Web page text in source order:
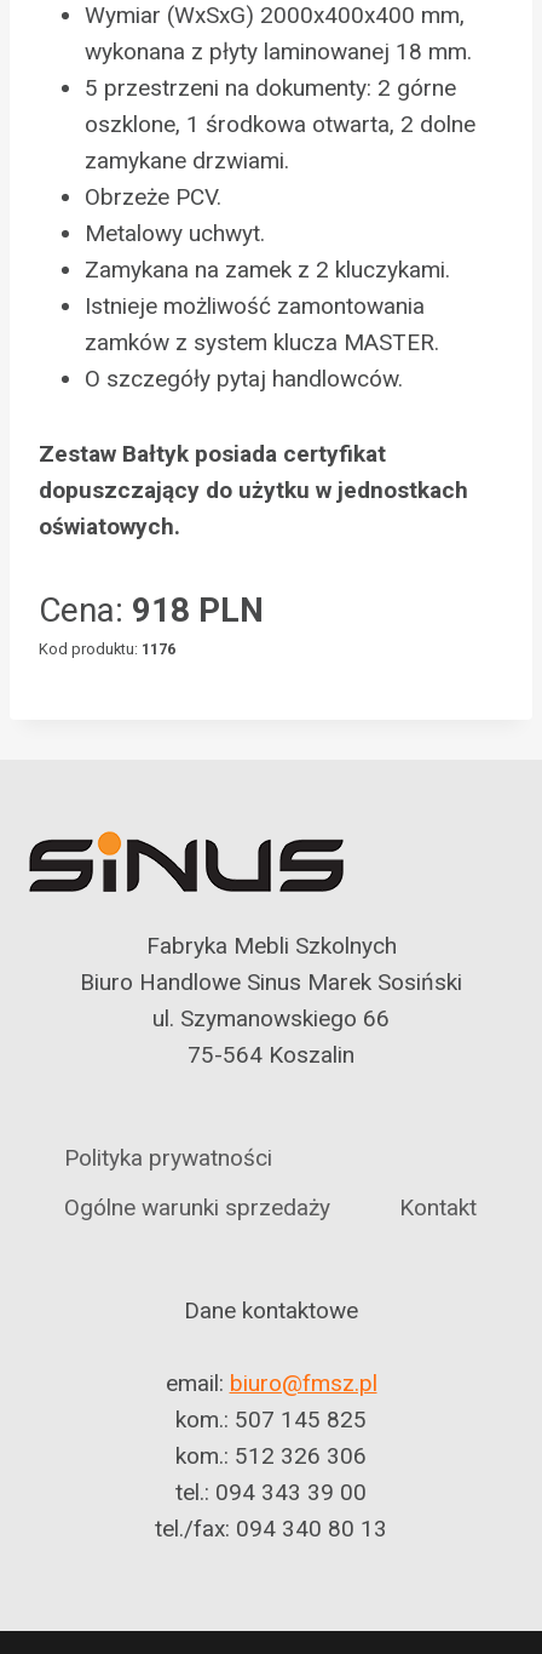
Wymiar (WxSxG) 2000x400x400 mm,
wykonana z płyty laminowanej 18 mm.
5 przestrzeni na dokumenty: 2 górne
oszklone, 1 środkowa otwarta, 2 dolne
zamykane drzwiami.
Obrzeże PCV.
Metalowy uchwyt.
Zamykana na zamek z 2 kluczykami.
Istnieje możliwość zamontowania
zamków z system klucza MASTER.
O szczegóły pytaj handlowców.
Zestaw Bałtyk posiada certyfikat
dopuszczający do użytku w jednostkach
oświatowych.
Cena: 918 PLN
Kod produktu: 1176
Fabryka Mebli Szkolnych
Biuro Handlowe Sinus Marek Sosiński
ul. Szymanowskiego 66
75-564 Koszalin
Polityka prywatności
Ogólne warunki sprzedaży
Kontakt
Dane kontaktowe
email: biuro@fmsz.pl
kom.: 507 145 825
kom.: 512 326 306
tel.: 094 343 39 00
tel./fax: 094 340 80 13